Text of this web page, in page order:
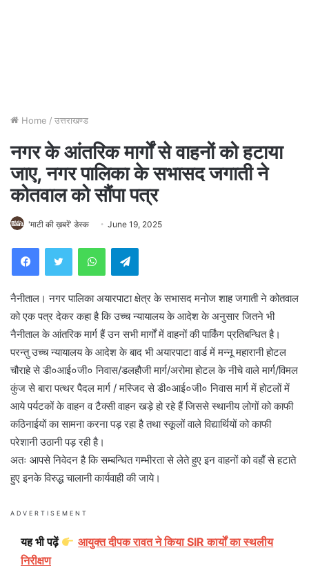
Home / उत्तराखण्ड
नगर के आंतरिक मार्गों से वाहनों को हटाया
जाए, नगर पालिका के सभासद जगाती ने
कोतवाल को सौंपा पत्र
'माटी की ख़बरें' डेस्क June 19, 2025
WhatsAppTelegram
नैनीताल। नगर पालिका अयारपाटा क्षेत्र के सभासद मनोज शाह जगाती ने कोतवाल
को एक पत्र देकर कहा है कि उच्च न्यायालय के आदेश के अनुसार जितने भी
नैनीताल के आंतरिक मार्ग हैं उन सभी मार्गों में वाहनों की पार्किंग प्रतिबन्धित है।
परन्तु उच्च न्यायालय के आदेश के बाद भी अयारपाटा वार्ड में मन्नू महारानी होटल
चौराहे से डी०आई०जी० निवास/डलहौजी मार्ग/अरोमा होटल के नीचे वाले मार्ग/विमल
कुंज से बारा पत्थर पैदल मार्ग / मस्जिद से डी०आई०जी० निवास मार्ग में होटलों में
आये पर्यटकों के वाहन व टैक्सी वाहन खड़े हो रहे हैं जिससे स्थानीय लोगों को काफी
कठिनाईयों का सामना करना पड़ रहा है तथा स्कूलों वाले विद्यार्थियों को काफी
परेशानी उठानी पड़ रही है।
अतः आपसे निवेदन है कि सम्बन्धित गम्भीरता से लेते हुए इन वाहनों को वहाँ से हटाते
हुए इनके विरुद्ध चालानी कार्यवाही की जाये।
ADVERTISEMENT
यह भी पढ़ें
आयुक्त दीपक रावत ने किया SIR कार्यों का स्थलीय
निरीक्षण